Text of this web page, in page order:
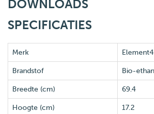
DOWNLOADS
SPECIFICATIES
Merk Element4
Brandstof Bio-
Breedte (cm) 69.4
Hoogte (cm) 17.2